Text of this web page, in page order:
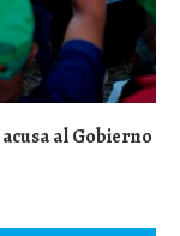
al Gobierno